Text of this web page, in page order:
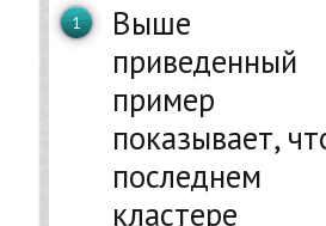
Выше
приведенный
пример
показывает,
последнем
кластере